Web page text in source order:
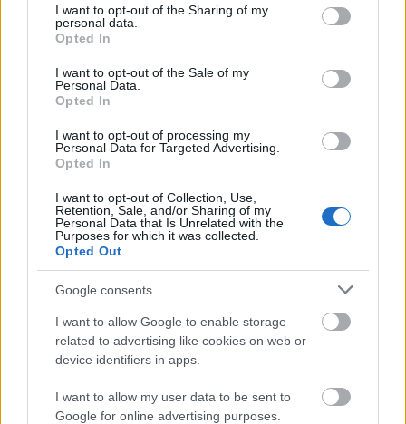
not limited to your visit or usage behaviour. You may click to
grant or deny consent to Google and its third-party tags to
use your data for below specified purposes in below Google
consent section.
I want to opt-out of the Sharing of my
personal data.
Opted In
I want to opt-out of the Sale of my
Personal Data.
Opted In
I want to opt-out of processing my
Personal Data for Targeted Advertising.
Opted In
I want to opt-out of Collection, Use,
Retention, Sale, and/or Sharing of my
Personal Data that Is Unrelated with the
Purposes for which it was collected.
Opted Out
Google consents
I want to allow Google to enable storage
related to advertising like cookies on web or
device identifiers in apps.
I want to allow my user data to be sent to
Google for online advertising purposes.
Katti Zoób